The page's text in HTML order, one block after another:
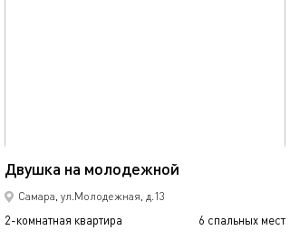
Двушка на молодежной
Самара, ул.Молодежная, д.13
2-комнатная квартира 6 спальных мест